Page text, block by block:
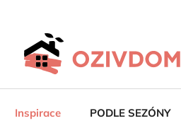
Inspirace PODLE SEZÓNY